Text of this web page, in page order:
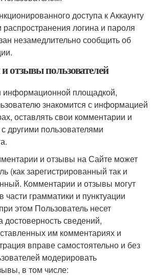
доступа к Аккаунту
логина и пароля
незамедлительно сообщить об
отзывы пользователей
информационной площадкой,
знакомится с информацией
оставлять свои комментарии и
другими пользователями
и отзывы на Сайте может
(как зарегистрированный так и
Комментарии и отзывы могут
грамматики и пунктуации
этом Пользователь несет
достоверность сведений,
им комментариях и
вправе самостоятельно и без
модерировать
в том числе: